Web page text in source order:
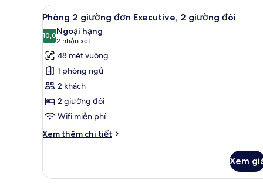
giường
king
(View)
Xem
tất
cả
ảnh
Phòng
2
giường
đơn
Executive,
2
11
Phòng 2 giường đơn Executive, 2 giường đôi
10,010,0 trên 10
Ngoại hạng
2 nhận xét
(2
nhận
xét)
48 mét vuông
1 phòng ngủ
2 khách
2 giường đôi
Wifi miễn phí
Xem thêm chi tiết
Chi
Phòng
Xem